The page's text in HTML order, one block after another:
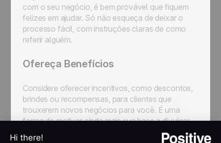
com o seu negócio, é bem provável que fiquem
felizes em ajudar. Só não esqueça de deixar o
processo fácil, com instruções claras de como
referir alguém.
Ofereça Benefícios
Considere oferecer incentivos, como descontos,
brindes ou recompensas, para clientes que
trouxerem novos negócios para você. É uma
forma de motivar ainda mais sua base a divulgar
seu produto ou serviço. E no longo prazo, o